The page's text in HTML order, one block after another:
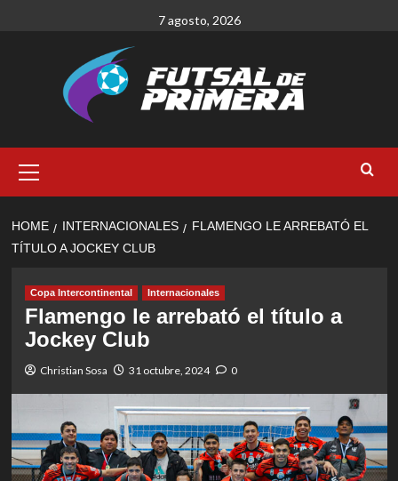
7 agosto, 2026
Menu
HOME INTERNACIONALES
FLAMENGO LE ARREBATÓ EL
TÍTULO A JOCKEY CLUB
Copa Intercontinental Internacionales
Flamengo le arrebató el título a
Jockey Club
Christian Sosa 31 octubre, 2024 0